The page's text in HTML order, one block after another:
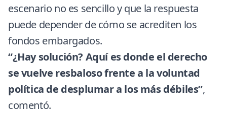
escenario no es sencillo y que la respuesta
puede depender de cómo se acrediten los
fondos embargados.
“¿Hay solución? Aquí es donde el derecho
se vuelve resbaloso frente a la voluntad
política de desplumar a los más débiles”,
comentó.